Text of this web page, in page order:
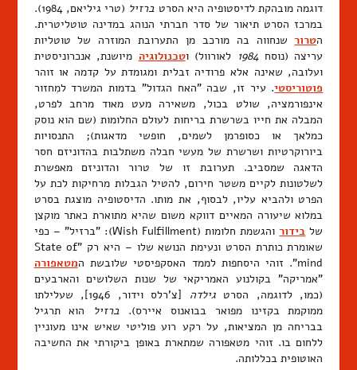
דוגמה מובהקת לדיסטופיה היא הסרט ברזיל
(טרי גיליאם, 1984).
במרכז הסרט תיאור של סדר חברתי הנוהג במדינה טוטליטרית.
הטרורשנחווה בה מורכב מן התערובת המוזרה של טוטליות
עריצה (נוסח1984 לאורוול) וטכנולוגיה מיושנת, אנכרוניסטית
ועלובה, שאינה אלא פרודיה זבלית ומגומדת על קדמה או זוהר
פוטוריסטי. עיר זו, שבה "האח הגדול" בדמות המשרד למִחזור
אינפורמציה, שולט בכול, משאירה מעט מאוד מרחב לפרט,
המבלה את חייו בשרשרת בריחות לעולם החלומות (שם הוא נוסק
כמלאך או כסופרמן לשמים, חופשי מדאגות); התנסויות
ביורוקרטיות ושרשרת של מעשי חבלה משתלבות בהדוניזם חסר
הדאגה שמסביב. תערובת זו של טרור והדוניזם מאפשרת
לשלטונות לקיים משטר חירום, להטיל הגבלות מרחיקות לכת על
הפרט ולהביא עליו, לבסוף, את מותו. הדיסטופיה מוצגת בסרט
במלוא שיעורה המאיים דווקא משום שהיא מתוארת כאתר מוקצן
של בידור
והגשמת חלומות (Wish Fulfillment): "ברזיל" – כפי
שאומרת כותרת הסרט ונעימת הנושא שלו – היא רק "State of
mind". זוהי היסחפות לממד האסקפיסטי שלובשת ה
מטאפורה
"אמריקה" בקולנוע האמריקאי של שנות השלושים והארבעים
(כמו, לדוגמה, הסרטגילדה
[צ'רלס וידור, 1946], שעלילתו
ממוקמת בקזינו מפואר בבואנוס איירס). ברזיל הוא תרגיל
בבריחה מן המציאות, על רקע רוע פוליטי שאיש אינו מעוניין
ללחום בו. זוהי מטאפורה שמתארת באופן ביקורתי את החשיבה
האוטופית בכללותה.